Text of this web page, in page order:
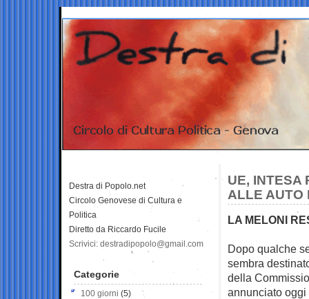
UE, INTESA
ALLE AUTO
LA MELONI
Dopo qualche
sembra
della
annunciato oggi
Destra di Popolo.net
Circolo Genovese di Cultura e
Politica
Diretto da Riccardo Fucile
Scrivici: destradipopolo@gmail.com
Categorie
100 giorni (5)